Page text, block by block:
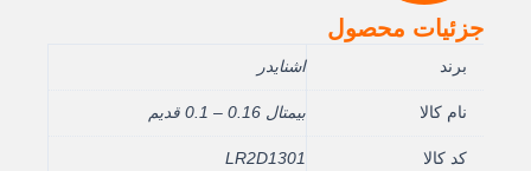
جزئیات محصول
اشنایدر
نام کالا بيمتال 0.16 – 0.1 قديم
کد کالا LR2D1301